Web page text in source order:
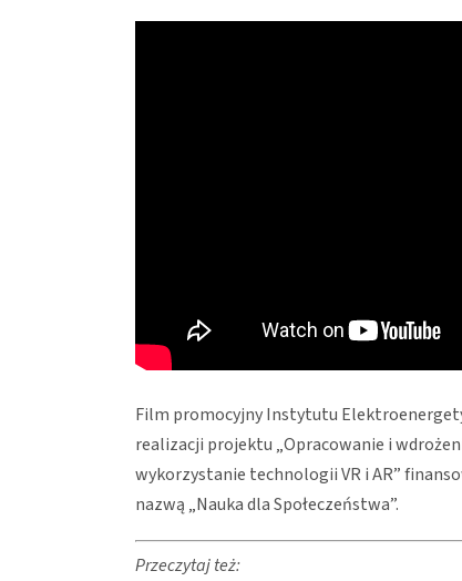
Film promocyjny Instytutu
realizacji projektu „Opracowanie i
wykorzystanie technologii VR i AR”
nazwą „Nauka dla Społeczeństwa”.
Przeczytaj też: